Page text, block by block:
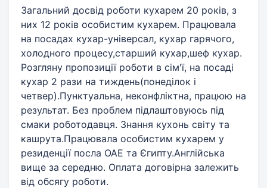
Загальний досвід роботи кухарем 20 років, з
них 12 років особистим кухарем. Працювала
на посадах кухар-універсал, кухар гарячого,
холодного процесу,старший кухар,шеф кухар.
Розгляну пропозиції роботи в сім'ї, на посаді
кухар 2 рази на тиждень(понеділок і
четвер).Пунктуальна, неконфліктна, працюю на
результат. Без проблем підлаштовуюсь під
смаки роботодавця. Знання кухонь світу та
кашрута.Працювала особистим кухарем у
резиденції посла ОАЕ та Єгипту.Англійська
вище за середню. Оплата договірна залежить
від обсягу роботи.